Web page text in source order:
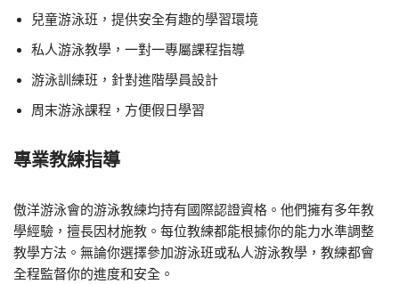
兒童游泳班，提供安全有趣的學習環境
私人游泳教學，一對一專屬課程指導
游泳訓練班，針對進階學員設計
周末游泳課程，方便假日學習
專業教練指導
傲洋游泳會的游泳教練均持有國際認證資格。他們擁有多年教
學經驗，擅長因材施教。每位教練都能根據你的能力水準調整
教學方法。無論你選擇參加游泳班或私人游泳教學，教練都會
全程監督你的進度和安全。